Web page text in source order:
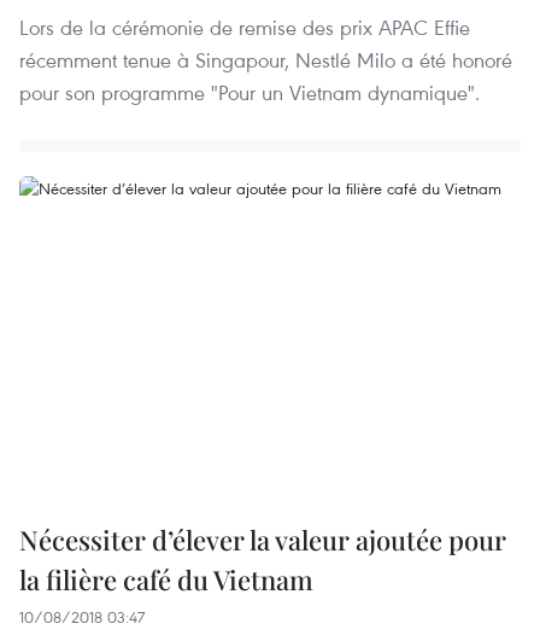
Lors de la cérémonie de remise des prix APAC Effie
récemment tenue à Singapour, Nestlé Milo a été honoré
pour son programme "Pour un Vietnam dynamique".
Nécessiter d’élever la valeur ajoutée pour
la filière café du Vietnam
10/08/2018 03:47